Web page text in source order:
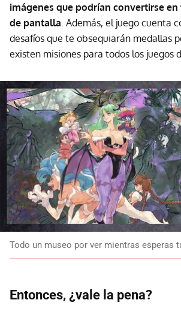
imágenes que podrían convertirse
de pantalla . Además, el juego cuenta
desafíos que te obsequiarán medallas
existen misiones para todos los juegos
Todo un museo por ver mientras esperas
Entonces, ¿vale la pena?